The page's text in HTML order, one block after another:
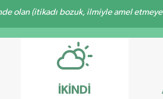
olan (itikadı bozuk, ilmiyle amel
İKINDI